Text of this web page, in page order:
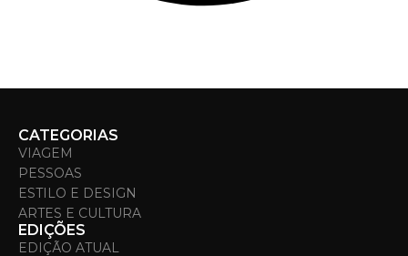
CATEGORIAS
VIAGEM
PESSOAS
ESTILO E DESIGN
ARTES E CULTURA
EDIÇÕES
EDIÇÃO ATUAL